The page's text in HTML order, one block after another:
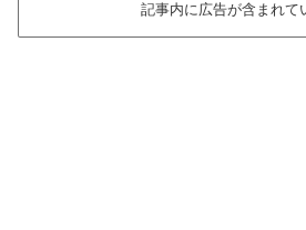
記事内に広告が含まれて